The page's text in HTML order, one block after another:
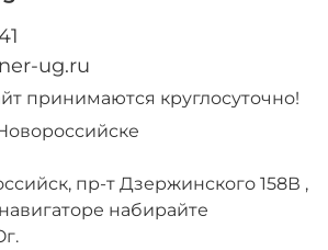
ug.ru
принимаются круглосуточно!
пр-т Дзержинского 158В ,
набирайте